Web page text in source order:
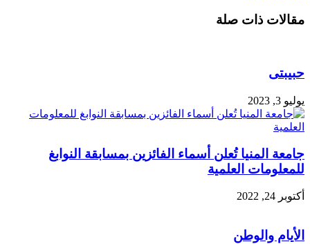
البريد
مقالات ذات صلة
حبيبتى
يوليو 3, 2023
جامعة المنيا تُعلن أسماء الفائزين بمسابقة النوابغ
للمعلومات العلمية
أكتوبر 24, 2022
الأيام والوطن